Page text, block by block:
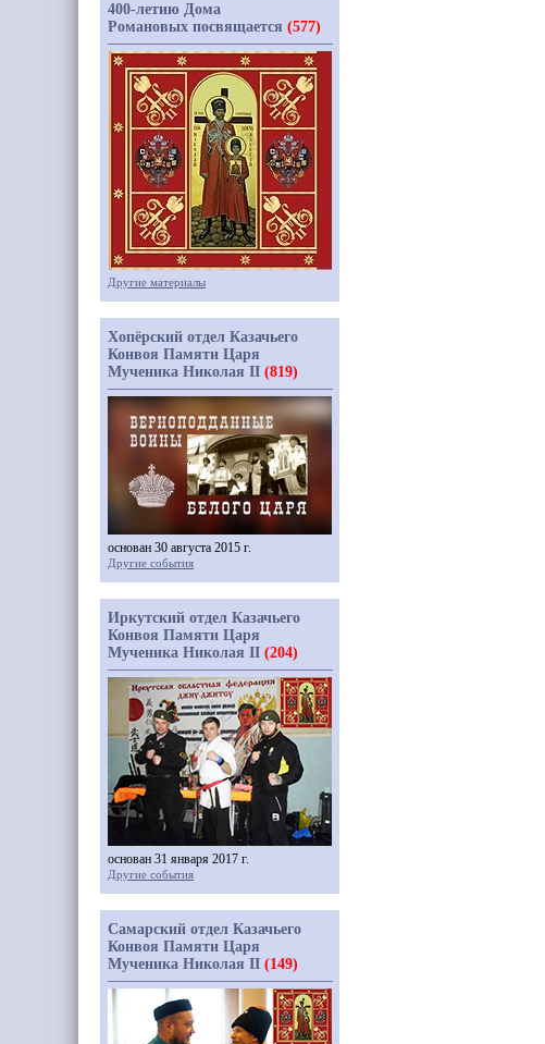
400-летию Дома
Романовых посвящается (577)
Другие материалы
Хопёрский отдел Казачьего
Конвоя Памяти Царя
Мученика Николая II (819)
основан 30 августа 2015 г.
Другие события
Иркутский отдел Казачьего
Конвоя Памяти Царя
Мученика Николая II (204)
основан 31 января 2017 г.
Другие события
Самарский отдел Казачьего
Конвоя Памяти Царя
Мученика Николая II (149)